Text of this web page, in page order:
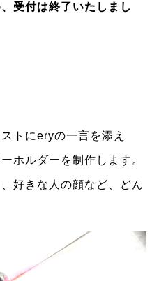
受付は終了いたしまし
トにeryの一言を添え
ホルダーを制作します。
好きな人の顔など、どん